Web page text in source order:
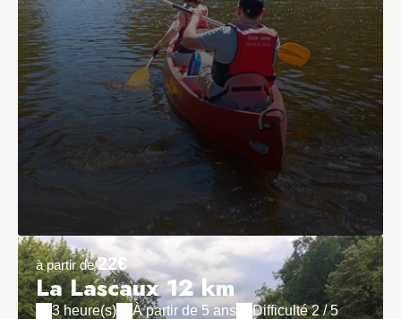
à partir de 22€
La Lascaux 12 km
3 heure(s) À partir de 5 ans
Difficulté 2 / 5